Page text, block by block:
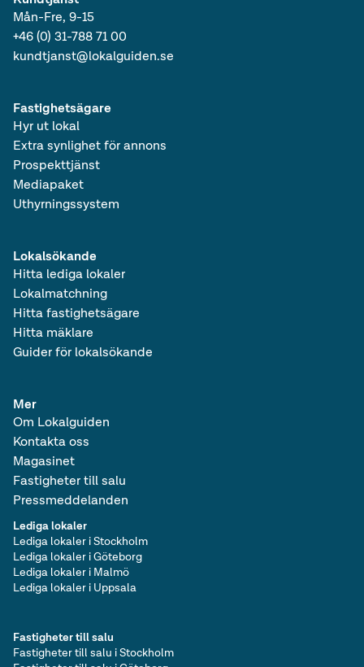
Mån-Fre, 9-15
+46 (0) 31-788 71 00
kundtjanst@lokalguiden.se
Lokalsökande
Hitta lediga lokaler
Lokalmatchning
Hitta fastighetsägare
Hitta mäklare
Guider för lokalsökande
Fastighetsägare
Hyr ut lokal
Extra synlighet för annons
Prospekttjänst
Mediapaket
Uthyrningssystem
Mer
Om Lokalguiden
Kontakta oss
Magasinet
Fastigheter till salu
Pressmeddelanden
Lediga lokaler
Lediga lokaler i Stockholm
Lediga lokaler i Göteborg
Lediga lokaler i Malmö
Lediga lokaler i Uppsala
Fastigheter till salu
Fastigheter till salu i Stockholm